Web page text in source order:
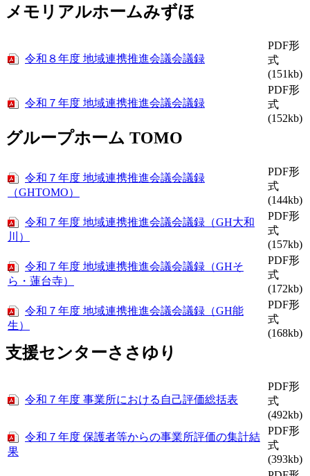
メモリアルホームみずほ
令和８年度 地域連携推進会議会議録
PDF形
式
(151kb)
令和７年度 地域連携推進会議会議録
PDF形
式
(152kb)
グループホーム TOMO
令和７年度 地域連携推進会議会議録
（GHTOMO）
PDF形
式
(144kb)
令和７年度 地域連携推進会議会議録（GH大和
川）
PDF形
式
(157kb)
令和７年度 地域連携推進会議会議録（GHそ
ら・蓮台寺）
PDF形
式
(172kb)
令和７年度 地域連携推進会議会議録（GH能
生）
PDF形
式
(168kb)
支援センターささゆり
令和７年度 事業所における自己評価総括表
PDF形
式
(492kb)
令和７年度 保護者等からの事業所評価の集計結
果
PDF形
式
(393kb)